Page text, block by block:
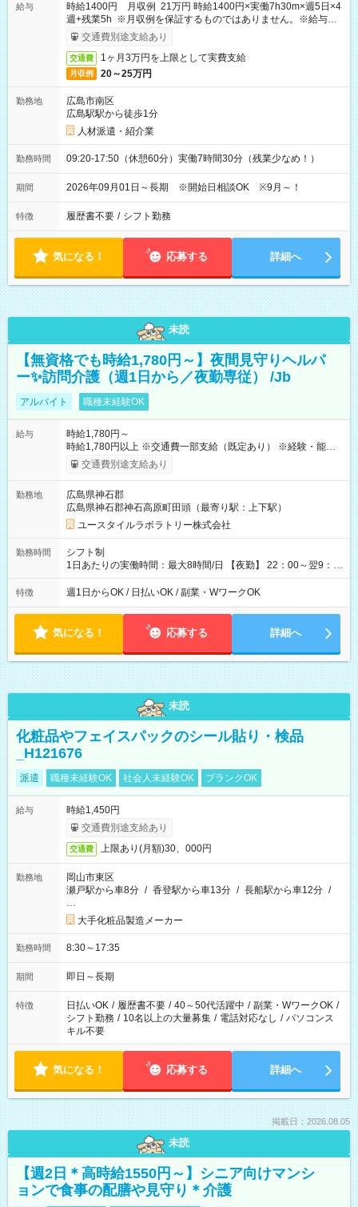
給与
時給1400円 月収例 21万円 時給1400円×実働7h30m×週5日×4
週+残業5h ※月収例を保証するものではありません。※給与即
受取りサービス利用可（利用条件有）
交通費別途支給あり
交通費 1ヶ月3万円を上限として実費支給
月収例 20～25万円
勤務地
広島市南区
広島駅駅から徒歩1分
人材派遣・紹介業
勤務時間 09:20-17:50（休憩60分）実働7時間30分（残業少なめ！）
期間 2026年09月01日～長期 ※開始日相談OK ※9月～！
特徴 履歴書不要 / シフト勤務
気になる！ 応募する 詳細へ
未読
【無資格でも時給1,780円～】夜間見守りヘルパ
ー✨訪問介護（週1日から／夜勤専従） /Jb
アルバイト 職種未経験OK
給与
時給1,780円～
時給1,780円以上 ※交通費一部支給（既定あり） ※経験・能力を
考慮して決定します 【収入例】 週1回勤務の場合：1,780円×8時
間×4回=5万6,960円 週3回勤務の場合：1,780円×8時間×12回
月 ※ 雇用形態と給与に、本採用時と異なる部分があります。 雇
用形態：本採用時と同じです。 給与：時給 1,520円以上
交通費別途支給あり
勤務地
広島県神石郡
広島県神石郡神石高原町田頭（最寄り駅：上下駅）
ユースタイルラボラトリー株式会社
勤務時間
シフト制
1日あたりの実働時間：最大8時間/日 【夜勤】 22：00～翌9：
00 ※週1日～OK ／ 夜勤専従 ＊＊ 勤務時間例 ＊＊ ■22時か
ら翌7時 ■23時から翌8時 ■24時から翌9時 など ※上記の時間
ます。 ※曜日固定（毎週同じ曜日での勤務となります）
特徴 週1日からOK / 日払いOK / 副業・WワークOK
気になる！ 応募する 詳細へ
未読
化粧品やフェイスパックのシール貼り・検品
_H121676
派遣 職種未経験OK 社会人未経験OK ブランクOK
給与
時給1,450円
交通費別途支給あり
交通費 上限あり(月額)30、000円
勤務地
岡山市東区
瀬戸駅から車8分 / 香登駅から車13分 / 長船駅から車12分 /
…
大手化粧品製造メーカー
勤務時間 8:30～17:35
期間 即日～長期
特徴 日払いOK / 履歴書不要 / 40～50代活躍中 / 副業・WワークOK /
シフト勤務 / 10名以上の大量募集 / 電話対応なし / パソコンス
キル不要
気になる！ 応募する 詳細へ
掲載日：2026.08.05
未読
【週2日＊高時給1550円～】シニア向けマンシ
ョンで食事の配膳や見守り＊介護